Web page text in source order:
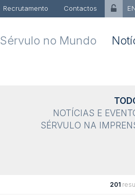
Recrutamento Contactos
Sérvulo no Mundo
NOTÍCIAS E
SÉRVULO NA
201